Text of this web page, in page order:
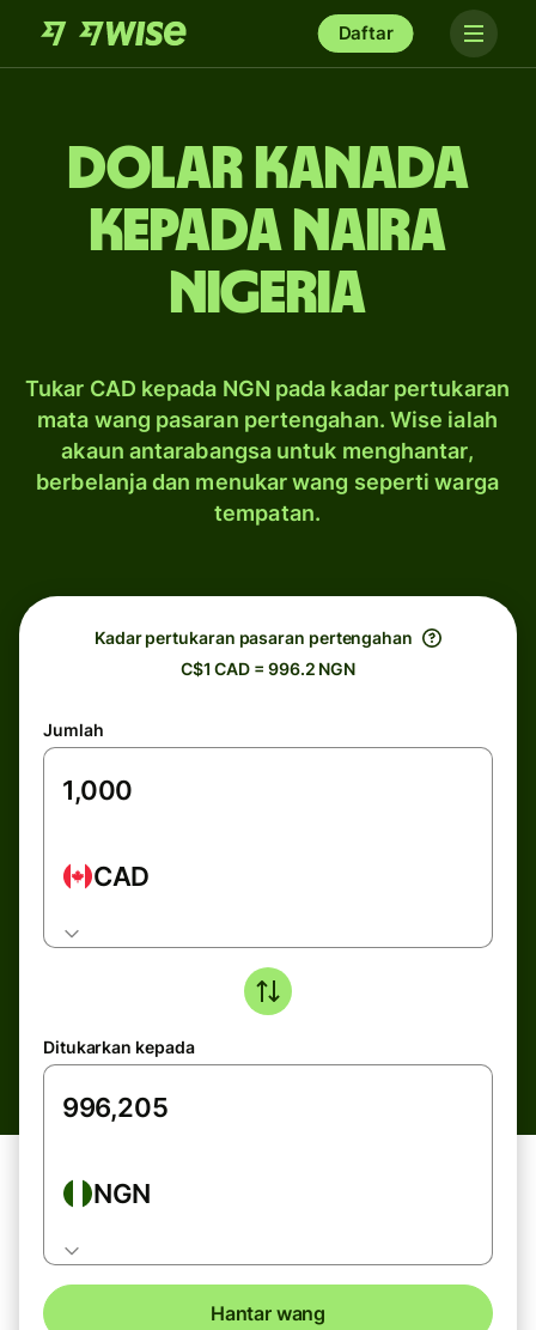
Daftar
dolar Kanada
kepada naira
Nigeria
Tukar CAD kepada NGN pada kadar pertukaran
mata wang pasaran pertengahan. Wise ialah
akaun antarabangsa untuk menghantar,
berbelanja dan menukar wang seperti warga
tempatan.
Kadar pertukaran pasaran pertengahan
C$1 CAD = 996.2 NGN
Jumlah
CAD
Ditukarkan kepada
NGN
Hantar wang